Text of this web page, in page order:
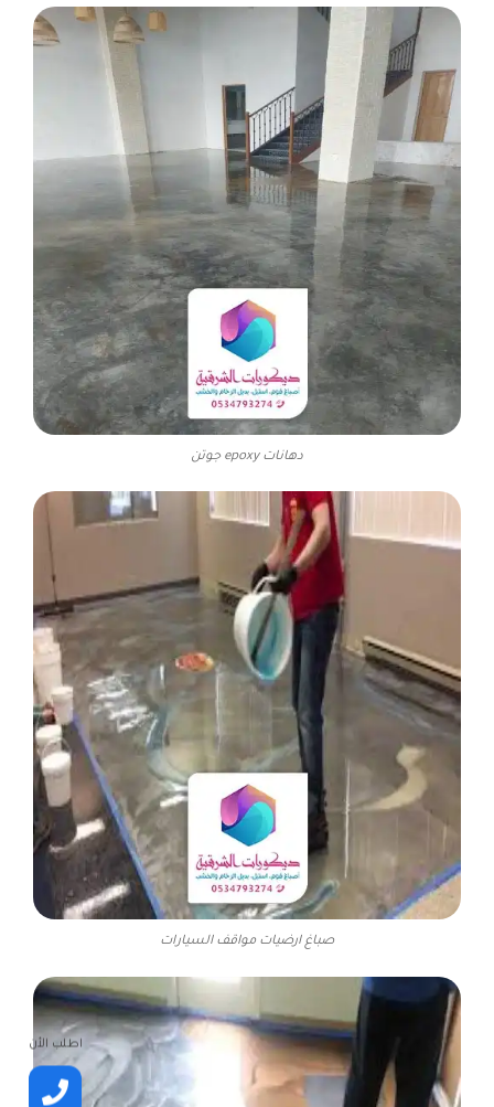
دهانات epoxy جوتن
صباغ ارضيات مواقف السيارات
اطلب الأن